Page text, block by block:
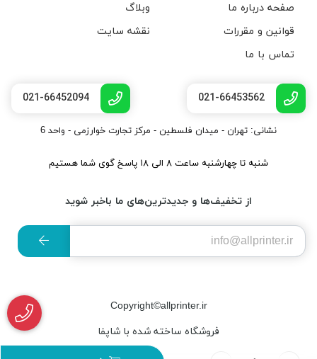
صفحه درباره ما
وبلاگ
قوانین و مقررات
نقشه سایت
تماس با ما
021-66453562
021-66452094
نشانی: تهران - میدان فلسطین - مرکز تجارت خوارزمی - واحد 6
شنبه تا چهارشنبه ساعت ۸ الی ۱۸ پاسخ گوی شما هستیم
از تخفیف‌ها و جدیدترین‌های ما باخبر شوید
Copyright©allprinter.ir
فروشگاه ساخته شده با شاپفا